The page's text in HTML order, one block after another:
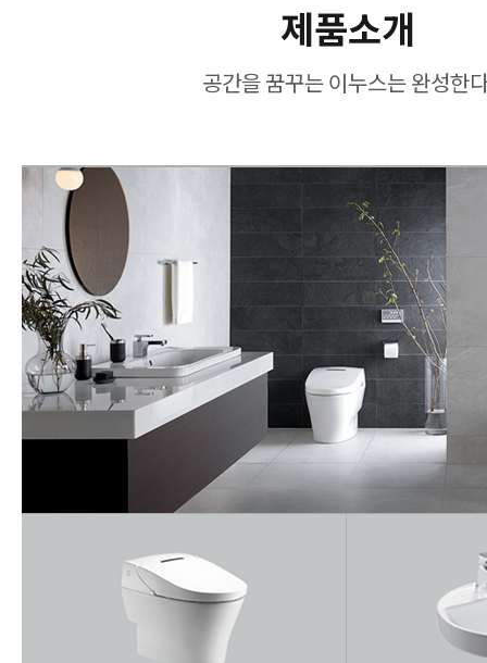
제품소개
공간을 꿈꾸는 이누스는 완성한